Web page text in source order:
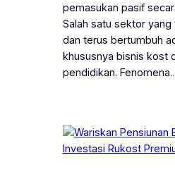
pemasukan pasif
Salah satu sektor
dan terus bertumbuh
khususnya bisnis kost
pendidikan.